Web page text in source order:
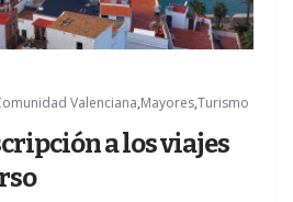
Valenciana,Mayores,Turismo
a los viajes